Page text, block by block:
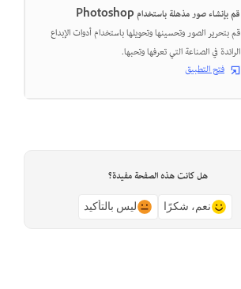
قم بإنشاء صور مذهلة باستخدام Photoshop
قم بتحرير الصور وتحسينها وتحويلها باستخدام أدوات الإبداع
الرائدة في الصناعة التي تعرفها وتحبها.
فتح التطبيق
هل كانت هذه الصفحة مفيدة؟
نعم، شكرًا ليس بالتأكيد